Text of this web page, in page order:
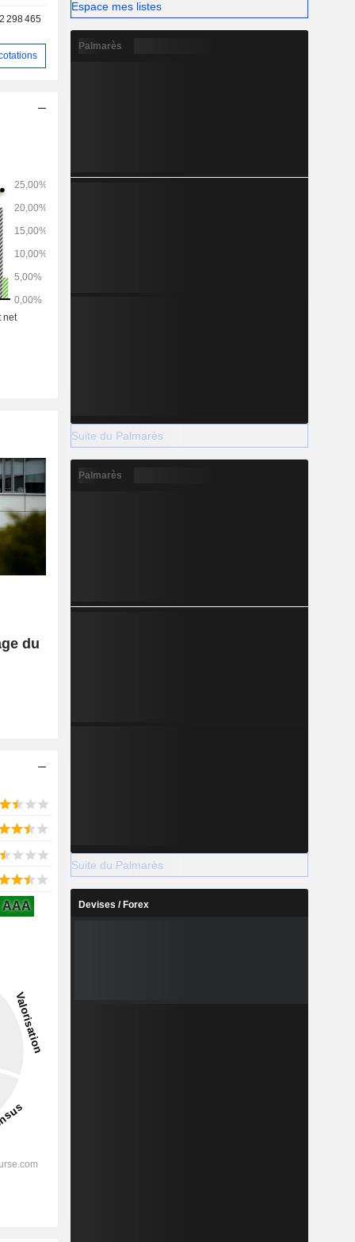
2 298 465
du
AAA
Espace mes listes
Palmarès
Suite du Palmarès
Palmarès
Suite du Palmarès
Devises / Forex